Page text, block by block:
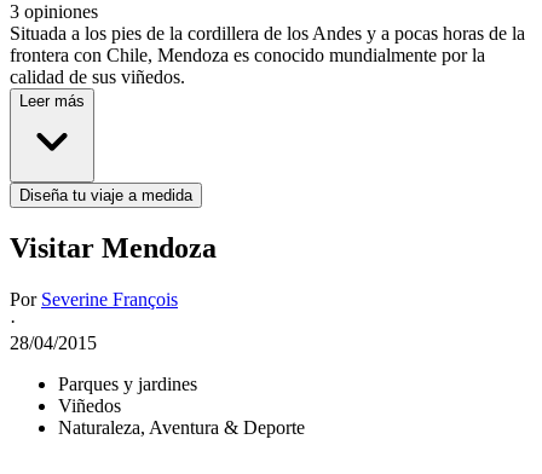
3 opiniones
Situada a los pies de la cordillera de los Andes y a pocas horas de la
frontera con Chile, Mendoza es conocido mundialmente por la
calidad de sus viñedos.
Leer más
Diseña tu viaje a medida
Visitar Mendoza
Por Severine François
·
28/04/2015
Parques y jardines
Viñedos
Naturaleza, Aventura & Deporte